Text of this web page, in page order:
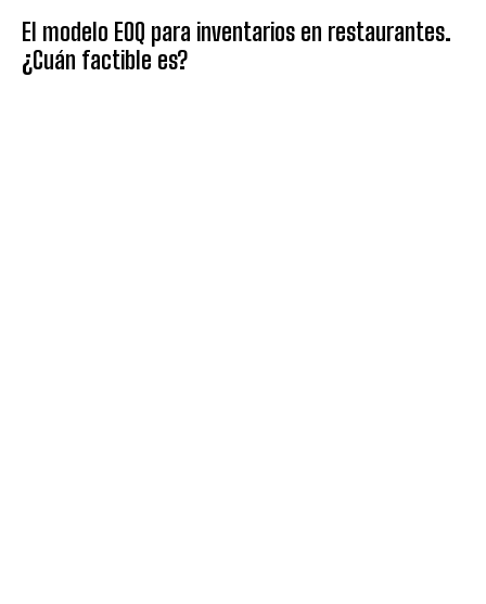
El modelo EOQ para inventarios en restaurantes.
¿Cuán factible es?